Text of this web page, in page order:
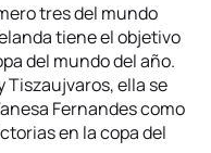
tres del mundo
tiene el objetivo
del mundo del año.
Tiszaujvaros, ella se
Fernandes como
en la copa del